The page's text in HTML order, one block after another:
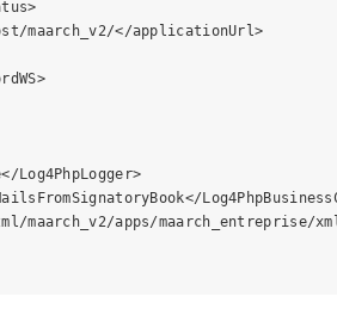
maarch_v2/</applicationUrl>
Log4PhpLogger>
maarch_v2/apps/maarch_entreprise/